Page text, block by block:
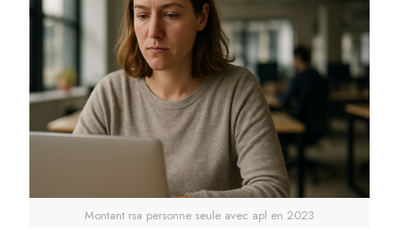
Montant rsa personne seule avec apl en 2023